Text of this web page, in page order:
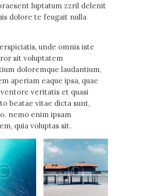
luptatum zzril delenit
dolore te feugait nulla
unde omnis iste
sit voluptatem
doloremque laudantium,
aperiam eaque ipsa, quae
veritatis et quasi
beatae vitae dicta sunt,
nemo enim ipsam
quia voluptas sit.